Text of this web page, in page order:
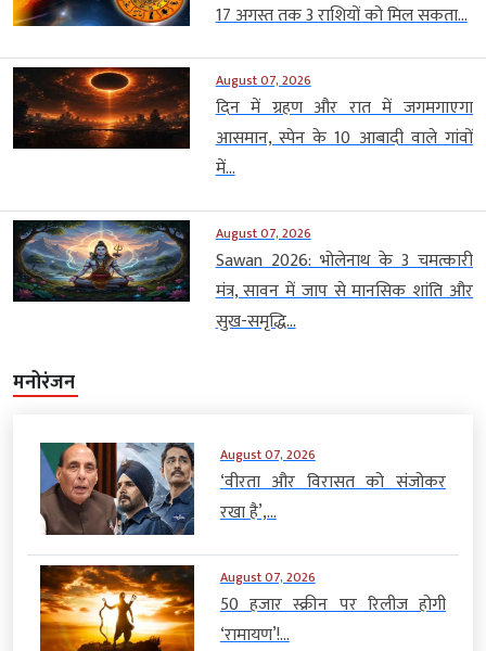
17 अगस्त तक 3 राशियों को मिल सकता...
August 07, 2026
दिन में ग्रहण और रात में जगमगाएगा
आसमान, स्पेन के 10 आबादी वाले गांवों
में...
August 07, 2026
Sawan 2026: भोलेनाथ के 3 चमत्कारी
मंत्र, सावन में जाप से मानसिक शांति और
सुख-समृद्धि...
मनोरंजन
August 07, 2026
‘वीरता और विरासत को संजोकर
रखा है’,...
August 07, 2026
50 हजार स्क्रीन पर रिलीज होगी
‘रामायण’!...